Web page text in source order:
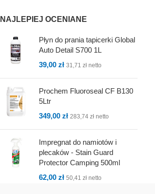
NAJLEPIEJ OCENIANE
Płyn do prania tapicerki Global
Auto Detail S700 1L
39,00 zł 31,71 zł netto
Prochem Fluoroseal CF B130
5Ltr
349,00 zł 283,74 zł netto
Impregnat do namiotów i
plecaków - Stain Guard
Protector Camping 500ml
62,00 zł 50,41 zł netto